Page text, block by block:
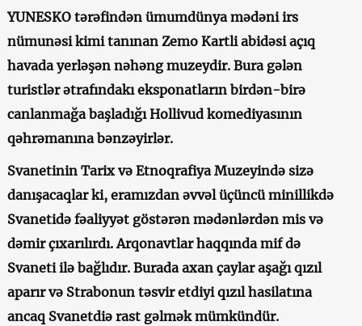
YUNESKO tərəfindən ümumdünya mədəni irs
nümunəsi kimi tanınan Zemo Kartli abidəsi açıq
havada yerləşən nəhəng muzeydir. Bura gələn
turistlər ətrafındakı eksponatların birdən-birə
canlanmağa başladığı Hollivud komediyasının
qəhrəmanına bənzəyirlər.
Svanetinin Tarix və Etnoqrafiya Muzeyində sizə
danışacaqlar ki, eramızdan əvvəl üçüncü minillikdə
Svanetidə fəaliyyət göstərən mədənlərdən mis və
dəmir çıxarılırdı. Arqonavtlar haqqında mif də
Svaneti ilə bağlıdır. Burada axan çaylar aşağı qızıl
aparır və Strabonun təsvir etdiyi qızıl hasilatına
ancaq Svanetdiə rast gəlmək mümkündür.